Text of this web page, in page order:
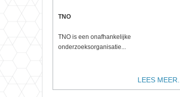
TNO
TNO is een onafhankelijke
onderzoeksorganisatie...
LEES MEER...